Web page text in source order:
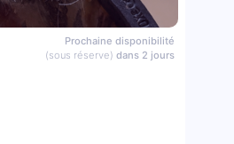
Prochaine disponibilité
(sous réserve) dans 2 jours